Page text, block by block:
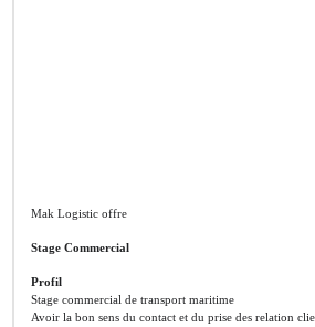
Mak Logistic offre
Stage Commercial
Profil
Stage commercial de transport maritime
Avoir la bon sens du contact et du prise des relation